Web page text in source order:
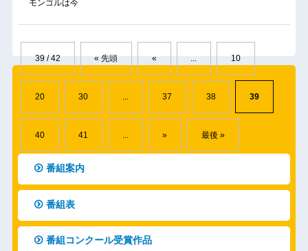
モンゴルは今
39 / 42 « 先頭 « ... 10
20 30 ... 37 38 39
40 41 » 最後 »
番組案内
番組表
番組コンクール受賞作品